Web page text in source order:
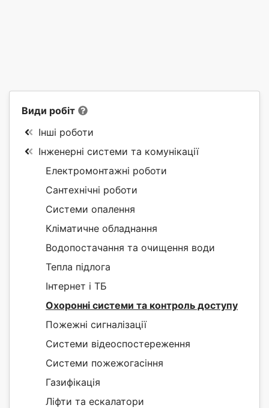
Види робіт
Інші роботи
Інженерні системи та комунікації
Електромонтажні роботи
Сантехнічні роботи
Системи опалення
Кліматичне обладнання
Водопостачання та очищення води
Тепла підлога
Інтернет і ТБ
Охоронні системи та контроль доступу
Пожежні сигналізації
Системи відеоспостереження
Системи пожежогасіння
Газифікація
Ліфти та ескалатори